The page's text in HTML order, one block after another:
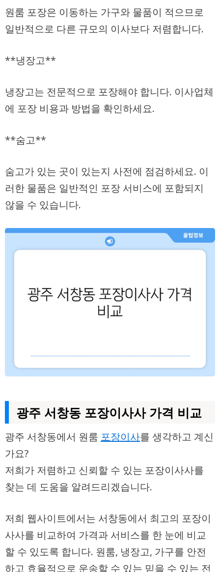
원룸 포장은 이동하는 가구와 물품이 적으므로
일반적으로 다른 규모의 이사보다 저렴합니다.
**냉장고**
냉장고는 전문적으로 포장해야 합니다. 이사업체
에 포장 비용과 방법을 확인하세요.
**숨고**
숨고가 있는 곳이 있는지 사전에 점검하세요. 이
러한 물품은 일반적인 포장 서비스에 포함되지
않을 수 있습니다.
광주 서창동 포장이사사 가격 비교
광주 서창동에서 원룸 포장이사를 생각하고 계신
가요?
저희가 저렴하고 신뢰할 수 있는 포장이사사를
찾는 데 도움을 알려드리겠습니다.
저희 웹사이트에서는 서창동에서 최고의 포장이
사사를 비교하여 가격과 서비스를 한 눈에 비교
할 수 있도록 합니다. 원룸, 냉장고, 가구를 안전
하고 효율적으로 운송할 수 있는 믿을 수 있는 전